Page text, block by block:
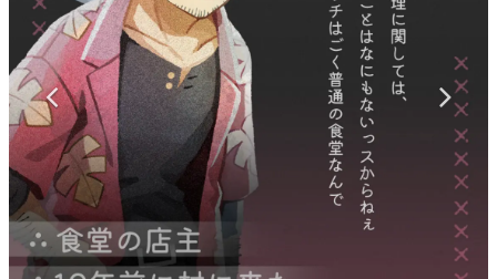
カテゴリ
特集記事
マンガ
女性向け
アプリレビュー
その他